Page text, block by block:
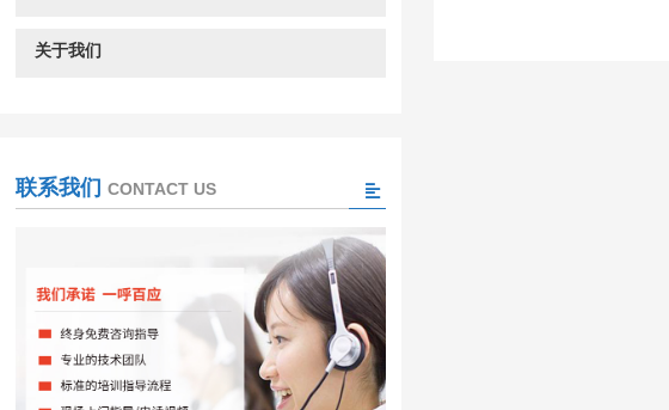
关于我们
联系我们 CONTACT US